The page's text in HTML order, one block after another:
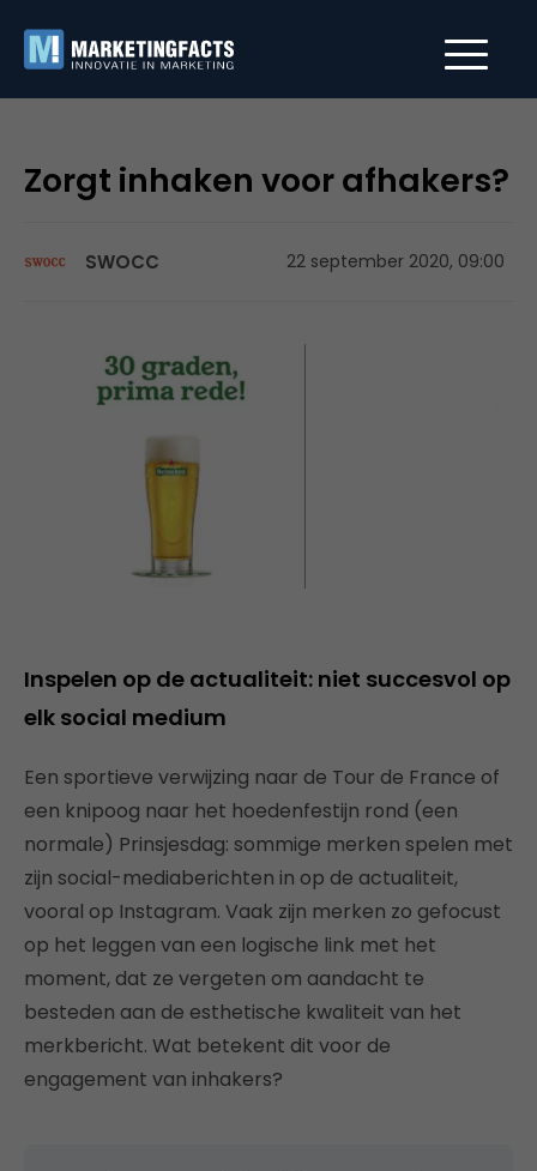
Zorgt inhaken voor afhakers?
SWOCC 22 september 2020, 09:00
Inspelen op de actualiteit: niet succesvol op
elk social medium
Een sportieve verwijzing naar de Tour de France of
een knipoog naar het hoedenfestijn rond (een
normale) Prinsjesdag: sommige merken spelen met
zijn social-mediaberichten in op de actualiteit,
vooral op Instagram. Vaak zijn merken zo gefocust
op het leggen van een logische link met het
moment, dat ze vergeten om aandacht te
besteden aan de esthetische kwaliteit van het
merkbericht. Wat betekent dit voor de
engagement van inhakers?